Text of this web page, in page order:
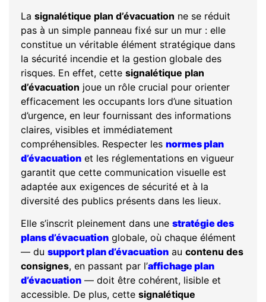
La signalétique plan d’évacuation ne se réduit
pas à un simple panneau fixé sur un mur : elle
constitue un véritable élément stratégique dans
la sécurité incendie et la gestion globale des
risques. En effet, cette signalétique plan
d’évacuation joue un rôle crucial pour orienter
efficacement les occupants lors d’une situation
d’urgence, en leur fournissant des informations
claires, visibles et immédiatement
compréhensibles. Respecter les normes plan
d’évacuation et les réglementations en vigueur
garantit que cette communication visuelle est
adaptée aux exigences de sécurité et à la
diversité des publics présents dans les lieux.
Elle s’inscrit pleinement dans une stratégie des
plans d’évacuation globale, où chaque élément
— du support plan d’évacuation au contenu des
consignes, en passant par l’affichage plan
d’évacuation — doit être cohérent, lisible et
accessible. De plus, cette signalétique